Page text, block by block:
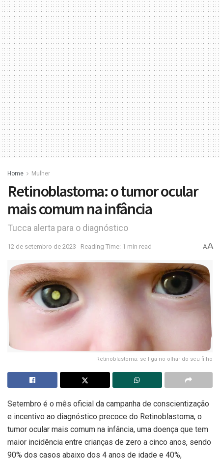
Home Mulher
Retinoblastoma: o tumor ocular
mais comum na infância
Tucca alerta para o diagnóstico
12 de setembro de 2023 Reading Time: 1 min read AA
Retinoblastoma: se liga no olhar do seu filho
Setembro é o mês oficial da campanha de conscientização
e incentivo ao diagnóstico precoce do Retinoblastoma, o
tumor ocular mais comum na infância, uma doença que tem
maior incidência entre crianças de zero a cinco anos, sendo
90% dos casos abaixo dos 4 anos de idade e 40%,